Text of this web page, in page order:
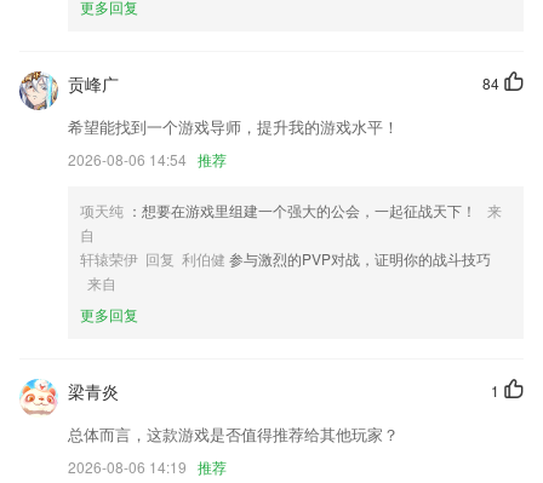
以上就是2斗牛在线玩的介绍，如果您喜欢这款软件，您可以到应用商店
更多回复
84
贡峰广
希望能找到一个游戏导师，提升我的游戏水平！
2026-08-06 14:54 推荐
项天纯 ：想要在游戏里组建一个强大的公会，一起征战天下！
来
自
轩辕荣伊 回复 利伯健 参与激烈的PVP对战，证明你的战斗技巧
来自
更多回复
1
梁青炎
总体而言，这款游戏是否值得推荐给其他玩家？
2026-08-06 14:19 推荐